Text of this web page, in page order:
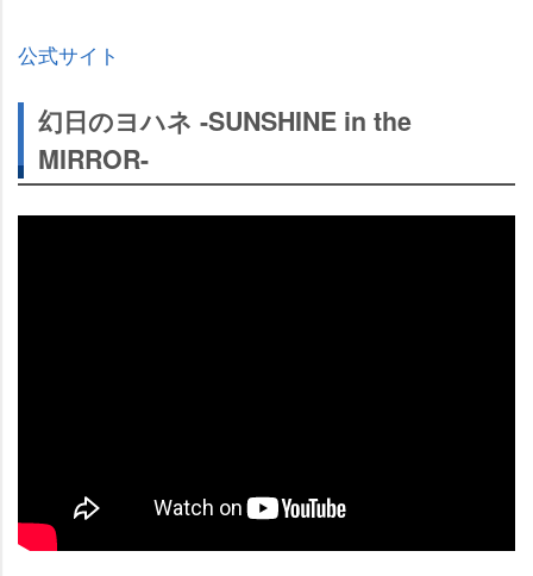
公式サイト
幻日のヨハネ -SUNSHINE in the
MIRROR-